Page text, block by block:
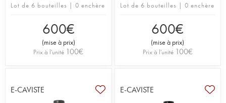
Lot de 6 bouteilles | 0 enchère
600€
(mise à prix)
Prix à l'unité 100€
Lot de 6 bouteilles | 0 enchère
600€
(mise à prix)
Prix à l'unité 100€
E-CAVISTE E-CAVISTE